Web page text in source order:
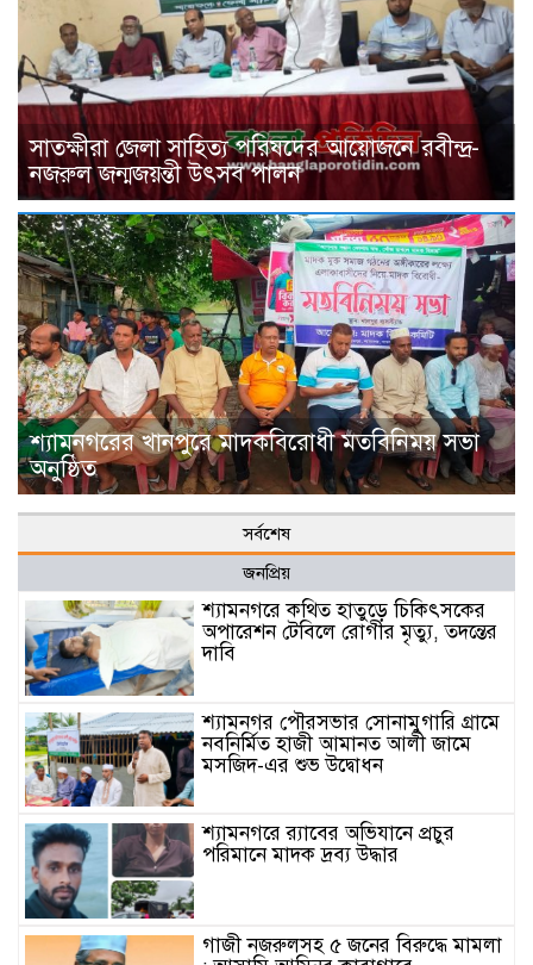
সাতক্ষীরা জেলা সাহিত্য পরিষদের আয়োজনে রবীন্দ্র-
নজরুল জন্মজয়ন্তী উৎসব পালন
শ্যামনগরের খানপুরে মাদকবিরোধী মতবিনিময় সভা
অনুষ্ঠিত
সর্বশেষ
জনপ্রিয়
শ্যামনগরে কথিত হাতুড়ে চিকিৎসকের
অপারেশন টেবিলে রোগীর মৃত্যু, তদন্তের
দাবি
শ্যামনগর পৌরসভার সোনামুগারি গ্রামে
নবনির্মিত হাজী আমানত আলী জামে
মসজিদ-এর শুভ উদ্বোধন
শ্যামনগরে র‍্যাবের অভিযানে প্রচুর
পরিমানে মাদক দ্রব্য উদ্ধার
গাজী নজরুলসহ ৫ জনের বিরুদ্ধে মামলা